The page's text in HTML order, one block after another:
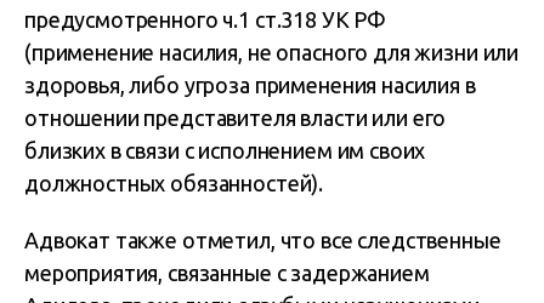
предусмотренного ч.1 ст.318 УК РФ
(применение насилия, не опасного для жизни или
здоровья, либо угроза применения насилия в
отношении представителя власти или его
близких в связи с исполнением им своих
должностных обязанностей).
Адвокат также отметил, что все следственные
мероприятия, связанные с задержанием